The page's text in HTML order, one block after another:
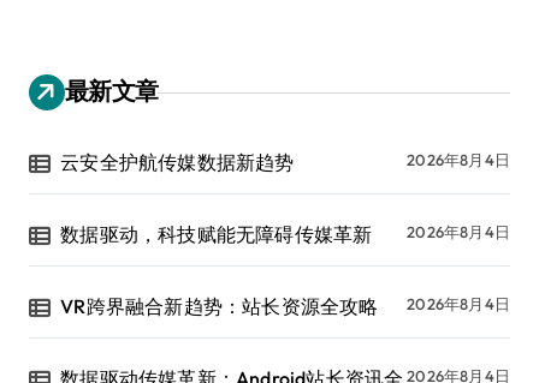
最新文章
云安全护航传媒数据新趋势 2026年8月4日
数据驱动，科技赋能无障碍传媒革新 2026年8月4日
VR跨界融合新趋势：站长资源全攻略 2026年8月4日
2026年8月4日